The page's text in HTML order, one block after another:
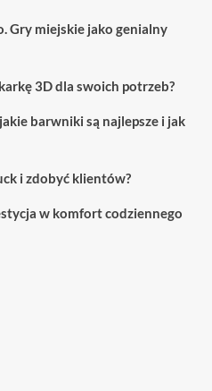
Gry miejskie jako genialny
3D dla swoich potrzeb?
barwniki są najlepsze i jak
i zdobyć klientów?
w komfort codziennego